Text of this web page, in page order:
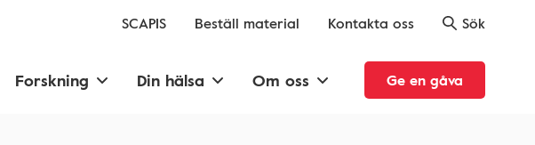
SCAPIS Beställ material Kontakta oss Sök
Forskning Din hälsa Om oss Ge en gåva